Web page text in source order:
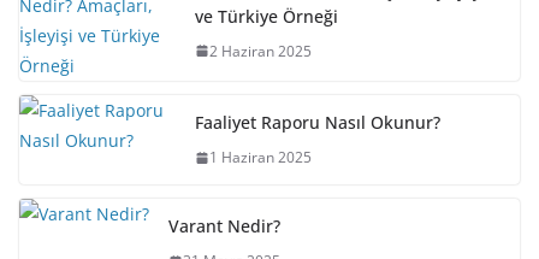
ve Türkiye Örneği
2 Haziran 2025
Faaliyet Raporu Nasıl Okunur?
1 Haziran 2025
Varant Nedir?